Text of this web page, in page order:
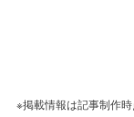
※掲載情報は記事制作